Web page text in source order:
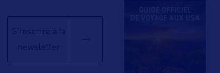
S'inscrire à la
newsletter